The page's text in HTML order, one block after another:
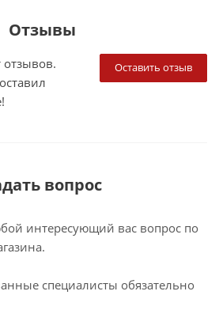
Отзывы
Оставить отзыв
отзывов.
вопрос
интересующий вас вопрос по
специалисты обязательно